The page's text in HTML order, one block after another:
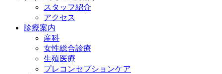
スタッフ紹介
アクセス
診療案内
産科
女性総合診療
生殖医療
プレコンセプションケア